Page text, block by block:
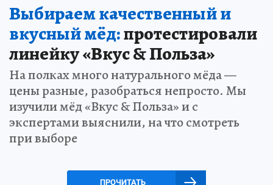
Выбираем качественный и
вкусный мёд:протестировали
линейку «Вкус & Польза»
На полках много натурального мёда —
цены разные, разобраться непросто. Мы
изучили мёд «Вкус & Польза» и с
экспертами выяснили, на что смотреть
при выборе
ПРОЧИТАТЬ